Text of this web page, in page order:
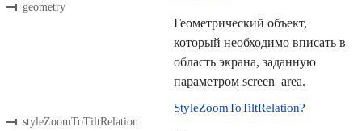
geometry
Геометрический объект,
который необходимо вписать в
область экрана, заданную
параметром screen_area.
styleZoomToTiltRelation
StyleZoomToTiltRelation?